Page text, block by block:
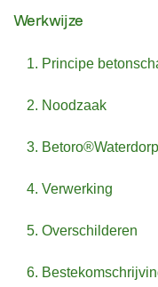
Werkwijze
1. Principe
2. Noodzaak
3.
4. Verwerking
5. Overschilderen
6.